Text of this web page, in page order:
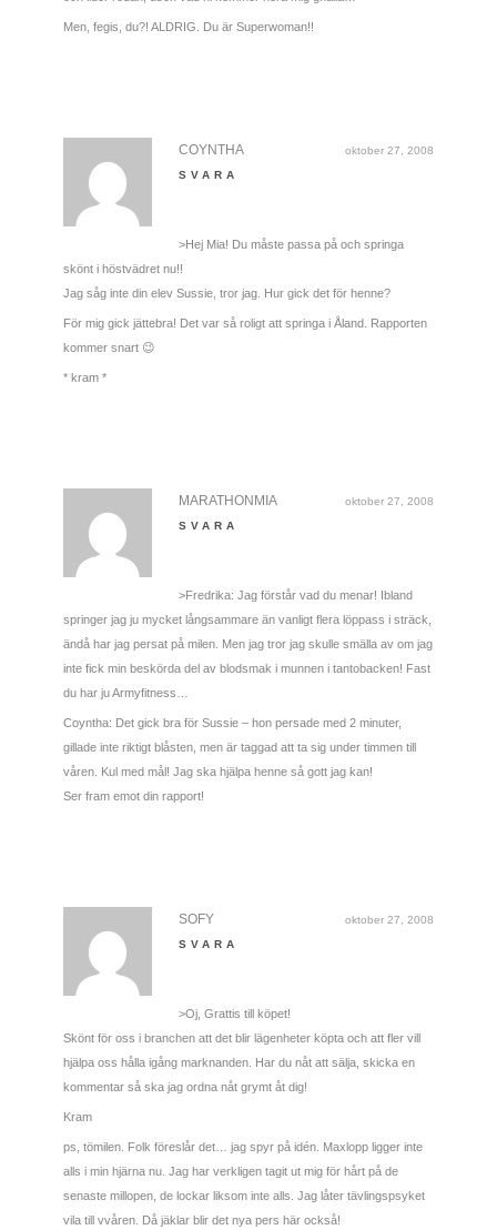
Men, fegis, du?! ALDRIG. Du är Superwoman!!
oktober 27, 2008
COYNTHA
SVARA
>Hej Mia! Du måste passa på och springa
skönt i höstvädret nu!!
Jag såg inte din elev Sussie, tror jag. Hur gick det för henne?
För mig gick jättebra! Det var så roligt att springa i Åland. Rapporten
kommer snart 😉
* kram *
oktober 27, 2008
MARATHONMIA
SVARA
>Fredrika: Jag förstår vad du menar! Ibland
springer jag ju mycket långsammare än vanligt flera löppass i sträck,
ändå har jag persat på milen. Men jag tror jag skulle smälla av om jag
inte fick min beskörda del av blodsmak i munnen i tantobacken! Fast
du har ju Armyfitness…
Coyntha: Det gick bra för Sussie – hon persade med 2 minuter,
gillade inte riktigt blåsten, men är taggad att ta sig under timmen till
våren. Kul med mål! Jag ska hjälpa henne så gott jag kan!
Ser fram emot din rapport!
oktober 27, 2008
SOFY
SVARA
>Oj, Grattis till köpet!
Skönt för oss i branchen att det blir lägenheter köpta och att fler vill
hjälpa oss hålla igång marknanden. Har du nåt att sälja, skicka en
kommentar så ska jag ordna nåt grymt åt dig!
Kram
ps, tömilen. Folk föreslår det… jag spyr på idén. Maxlopp ligger inte
alls i min hjärna nu. Jag har verkligen tagit ut mig för hårt på de
senaste millopen, de lockar liksom inte alls. Jag låter tävlingspsyket
vila till vvåren. Då jäklar blir det nya pers här också!